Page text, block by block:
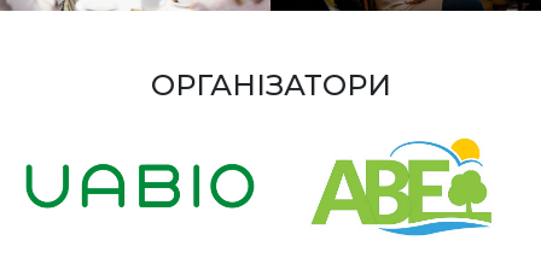
ОРГАНІЗАТОРИ